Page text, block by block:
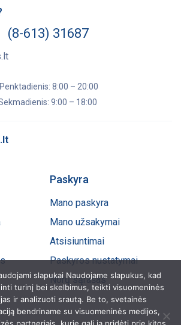
(8-613) 31687
8:00 – 20:00
9:00 – 18:00
Paskyra
Mano paskyra
Mano užsakymai
Atsisiuntimai
Paskyros nustatymai
Norų sąrašas
slapukai Naudojame slapukus, kad
turinį bei skelbimus, teikti visuomeninės
ir analizuoti srautą. Be to, svetainės
bendriname su visuomeninės medijos,